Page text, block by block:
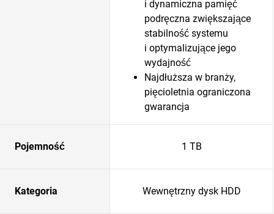
i dynamiczna pamięć
podręczna zwiększające
stabilność systemu
i optymalizujące jego
wydajność
Najdłuższa w branży,
pięcioletnia ograniczona
gwarancja
Pojemność 1 TB
Kategoria Wewnętrzny dysk HDD